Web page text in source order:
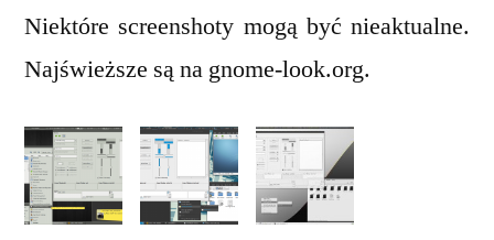
Niektóre screenshoty mogą być nieaktualne.
Najświeższe są na gnome-look.org.